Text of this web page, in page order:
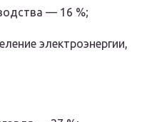
— 16 %;
электроэнергии,